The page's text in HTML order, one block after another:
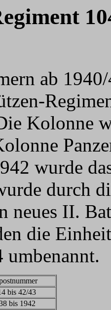
ab
Kolonne
wurde
durch
neues II.
die
umbenannt.
bis 42/43
bis 1942